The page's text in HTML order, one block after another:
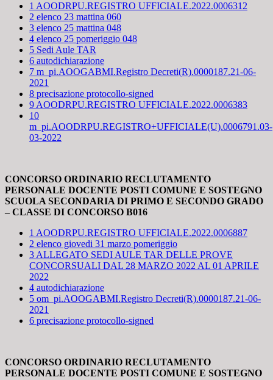
1 AOODRPU.REGISTRO UFFICIALE.2022.0006312
2 elenco 23 mattina 060
3 elenco 25 mattina 048
4 elenco 25 pomeriggio 048
5 Sedi Aule TAR
6 autodichiarazione
7 m_pi.AOOGABMI.Registro Decreti(R).0000187.21-06-
2021
8 precisazione protocollo-signed
9 AOODRPU.REGISTRO UFFICIALE.2022.0006383
10
m_pi.AOODRPU.REGISTRO+UFFICIALE(U).0006791.03-
03-2022
CONCORSO ORDINARIO RECLUTAMENTO
PERSONALE DOCENTE POSTI COMUNE E SOSTEGNO
SCUOLA SECONDARIA DI PRIMO E SECONDO GRADO
– CLASSE DI CONCORSO B016
1 AOODRPU.REGISTRO UFFICIALE.2022.0006887
2 elenco giovedi 31 marzo pomeriggio
3 ALLEGATO SEDI AULE TAR DELLE PROVE
CONCORSUALI DAL 28 MARZO 2022 AL 01 APRILE
2022
4 autodichiarazione
5 om_pi.AOOGABMI.Registro Decreti(R).0000187.21-06-
2021
6 precisazione protocollo-signed
CONCORSO ORDINARIO RECLUTAMENTO
PERSONALE DOCENTE POSTI COMUNE E SOSTEGNO